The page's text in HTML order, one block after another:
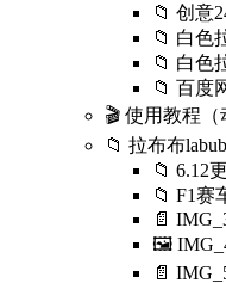
📁 创意
📁 白色
📁 白色
📁 百度
🎬 使用教程
📁 拉布布
📁 6.12
📁 F1赛
📄
🖼️
📄